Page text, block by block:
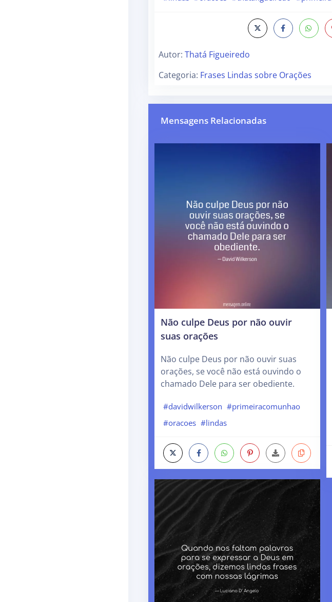
Autor: Thatá Figueiredo
Categoria: Frases Lindas sobre Orações
Mensagens Relacionadas
Não culpe Deus por não ouvir
suas orações
Não culpe Deus por não ouvir suas
orações, se você não está ouvindo o
chamado Dele para ser obediente.
#davidwilkerson #primeiracomunhao
#oracoes #lindas